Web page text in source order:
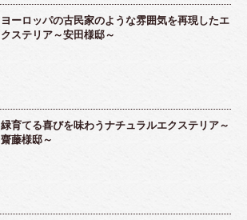
ヨーロッパの古民家のような雰囲気を再現したエ
クステリア～安田様邸～
緑育てる喜びを味わうナチュラルエクステリア～
齋藤様邸～